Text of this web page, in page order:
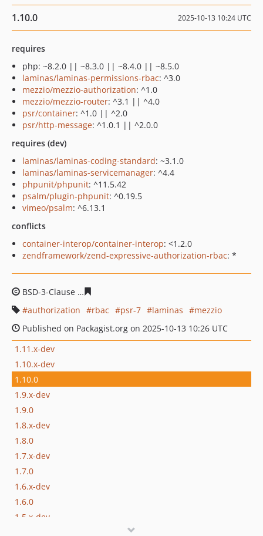
1.10.0 2025-10-13 10:24 UTC
requires
php: ~8.2.0 || ~8.3.0 || ~8.4.0 || ~8.5.0
laminas/laminas-permissions-rbac: ^3.0
mezzio/mezzio-authorization: ^1.0
mezzio/mezzio-router: ^3.1 || ^4.0
psr/container: ^1.0 || ^2.0
psr/http-message: ^1.0.1 || ^2.0.0
requires (dev)
laminas/laminas-coding-standard: ~3.1.0
laminas/laminas-servicemanager: ^4.4
phpunit/phpunit: ^11.5.42
psalm/plugin-phpunit: ^0.19.5
vimeo/psalm: ^6.13.1
conflicts
container-interop/container-interop: <1.2.0
zendframework/zend-expressive-authorization-rbac: *
BSD-3-Clause
authorization
rbac psr-7 laminas
mezzio
Published on Packagist.org on 2025-10-13 10:26 UTC
1.11.x-dev
1.10.x-dev
1.10.0
1.9.x-dev
1.9.0
1.8.x-dev
1.8.0
1.7.x-dev
1.7.0
1.6.x-dev
1.6.0
1.5.x-dev